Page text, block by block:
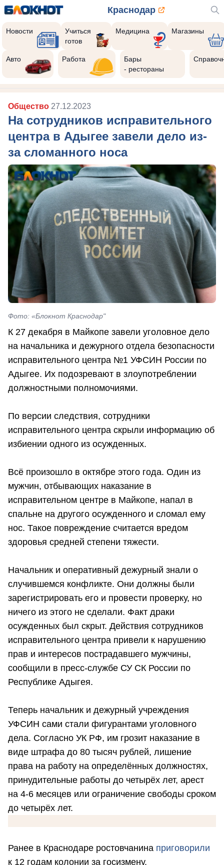
Краснодар
Новости
Учиться
готов
Медицина Магазины
Авто Работа
Бары
- рестораны
Общество 27.12.2023
На сотрудников исправительного
центра в Адыгее завели дело из-
за сломанного носа
Фото: «Блокнот Краснодар"
К 27 декабря в Майкопе завели уголовное дело
на начальника и дежурного отдела безопасности
исправительного центра №1 УФСИН России по
Адыгее. Их подозревают в злоупотреблении
должностными полномочиями.
По версии следствия, сотрудники
исправительного центра скрыли информацию об
избиении одного из осужденных.
Всё произошло в октябре этого года. Один из
мужчин, отбывающих наказание в
исправительном центре в Майкопе, напал в
спальне на другого осужденного и сломал ему
нос. Такое повреждение считается вредом
здоровья средней степени тяжести.
Начальник и оперативный дежурный знали о
случившемся конфликте. Они должны были
зарегистрировать его и провести проверку, но
ничего из этого не сделали. Факт драки
осужденных был скрыт. Действия сотрудников
исправительного центра привели к нарушению
прав и интересов пострадавшего мужчины,
сообщили в пресс-службе СУ СК России по
Республике Адыгея.
Теперь начальник и дежурный учреждения
УФСИН сами стали фигурантами уголовного
дела. Согласно УК РФ, им грозит наказание в
виде штрафа до 80 тысяч рублей, лишение
права на работу на определённых должностях,
принудительные работы до четырёх лет, арест
на 4-6 месяцев или ограничение свободы сроком
до четырёх лет.
Ранее в Краснодаре ростовчанина приговорили
к 12 годам колонии за госизмену.
Реклама закроется через: